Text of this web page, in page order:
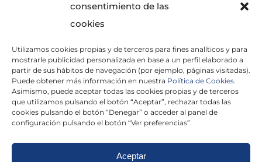
consentimiento de las
cookies
Utilizamos cookies propias y de terceros para fines analíticos y para
mostrarle publicidad personalizada en base a un perfil elaborado a
partir de sus hábitos de navegación (por ejemplo, páginas visitadas).
Puede obtener más información en nuestra Política de Cookies.
Asimismo, puede aceptar todas las cookies propias y de terceros
que utilizamos pulsando el botón “Aceptar”, rechazar todas las
cookies pulsando el botón “Denegar” o acceder al panel de
configuración pulsando el botón “Ver preferencias”.
Aceptar
He leído y acepto laPolítica de Privacidad